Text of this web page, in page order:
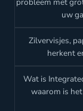
uw
Zilvervisjes,
herkent
Wat is
waarom is